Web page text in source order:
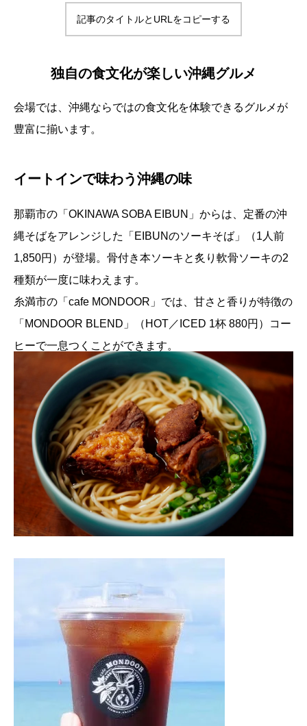
記事のタイトルとURLをコピーする
独自の食文化が楽しい沖縄グルメ
会場では、沖縄ならではの食文化を体験できるグルメが
豊富に揃います。
イートインで味わう沖縄の味
那覇市の「OKINAWA SOBA EIBUN」からは、定番の沖
縄そばをアレンジした「EIBUNのソーキそば」（1人前
1,850円）が登場。骨付き本ソーキと炙り軟骨ソーキの2
種類が一度に味わえます。
糸満市の「cafe MONDOOR」では、甘さと香りが特徴の
「MONDOOR BLEND」（HOT／ICED 1杯 880円）コー
ヒーで一息つくことができます。